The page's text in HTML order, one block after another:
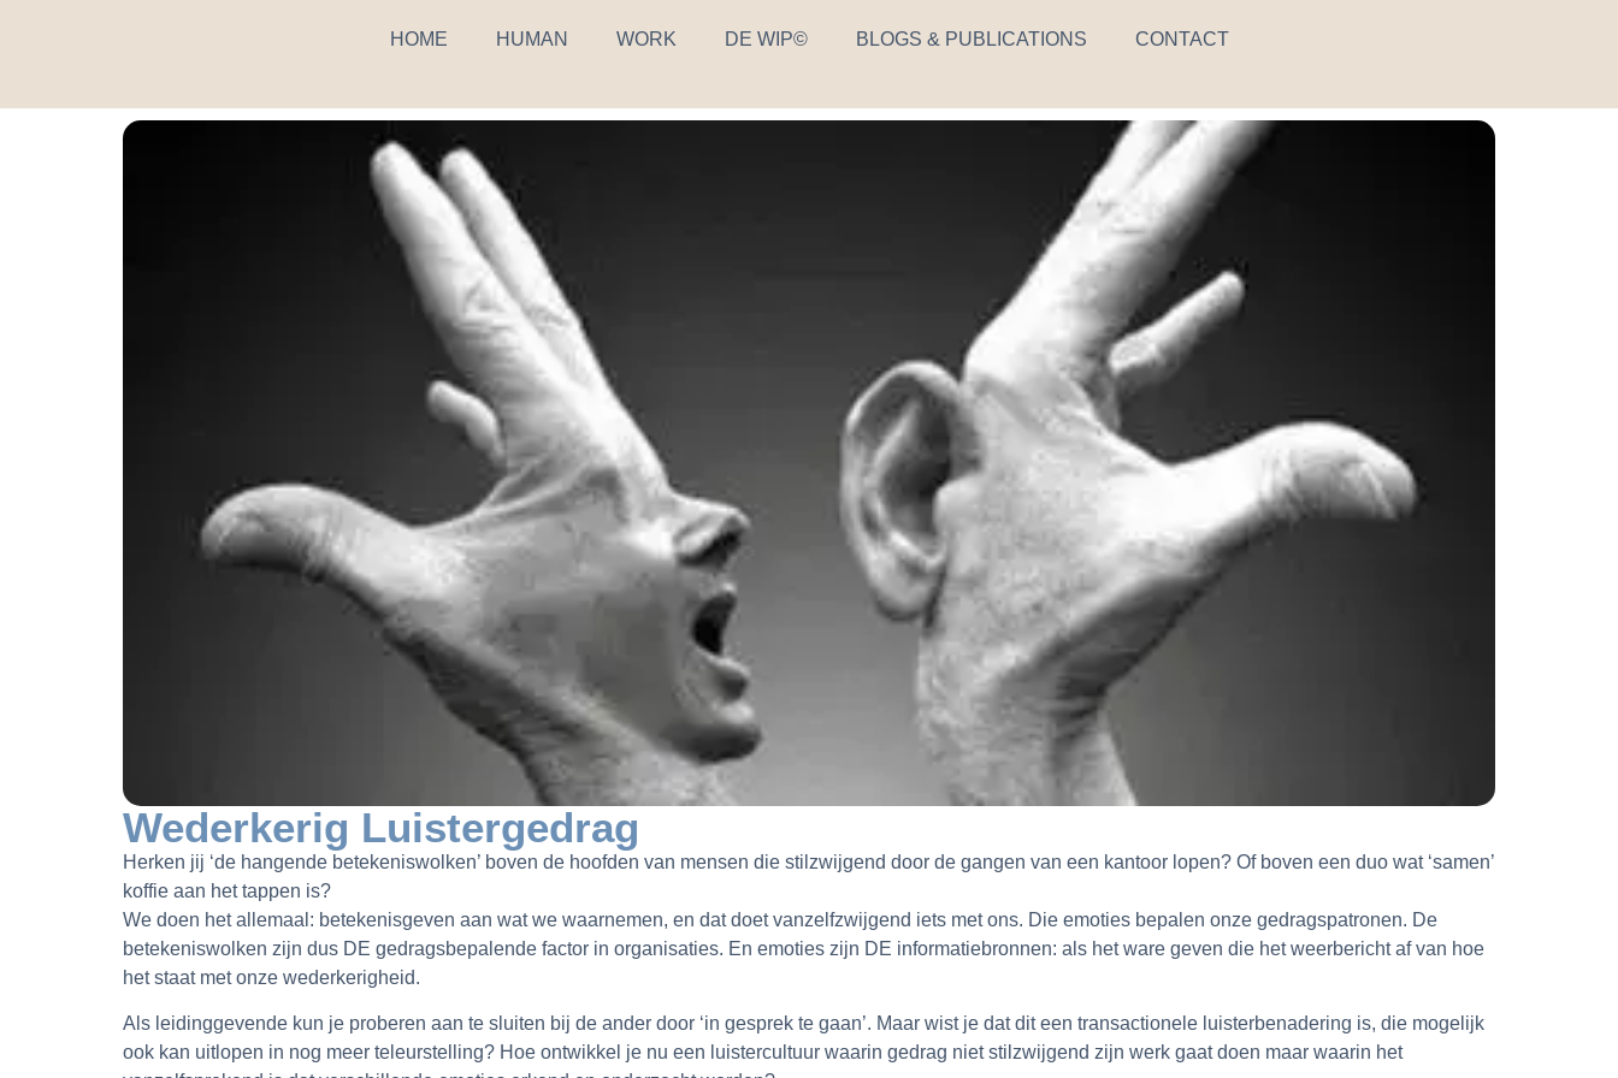
HOME HUMAN WORK DE WIP© BLOGS & PUBLICATIONS CONTACT
Wederkerig Luistergedrag
Herken jij ‘de hangende betekeniswolken’ boven de hoofden van mensen die stilzwijgend door de gangen van een kantoor lopen? Of boven een duo wat ‘samen’
koffie aan het tappen is?
We doen het allemaal: betekenisgeven aan wat we waarnemen, en dat doet vanzelfzwijgend iets met ons. Die emoties bepalen onze gedragspatronen. De
betekeniswolken zijn dus DE gedragsbepalende factor in organisaties. En emoties zijn DE informatiebronnen: als het ware geven die het weerbericht af van hoe
het staat met onze wederkerigheid.
Als leidinggevende kun je proberen aan te sluiten bij de ander door ‘in gesprek te gaan’. Maar wist je dat dit een transactionele luisterbenadering is, die mogelijk
ook kan uitlopen in nog meer teleurstelling? Hoe ontwikkel je nu een luistercultuur waarin gedrag niet stilzwijgend zijn werk gaat doen maar waarin het